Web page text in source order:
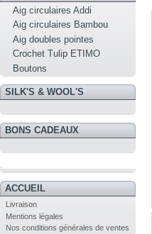
Aig circulaires Addi
Aig circulaires Bambou
Aig doubles pointes
Crochet Tulip ETIMO
Boutons
SILK'S & WOOL'S
BONS CADEAUX
ACCUEIL
Livraison
Mentions légales
Nos conditions générales de ventes